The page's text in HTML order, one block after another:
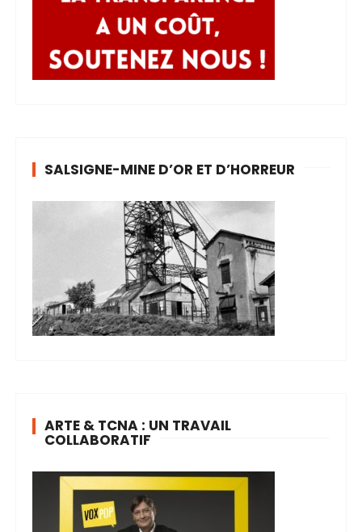
SALSIGNE-MINE D’OR ET D’HORREUR
ARTE & TCNA : UN TRAVAIL
COLLABORATIF